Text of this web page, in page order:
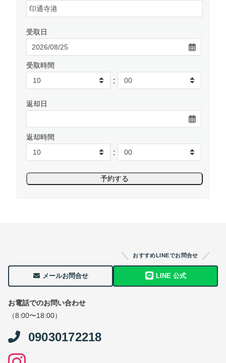
受取日
受取時間
:
返却日
返却時間
:
メールお問合せ
おすすめLINEでお問合せ
LINE 公式
お電話でのお問い合わせ
（8:00〜18:00）
09030172218